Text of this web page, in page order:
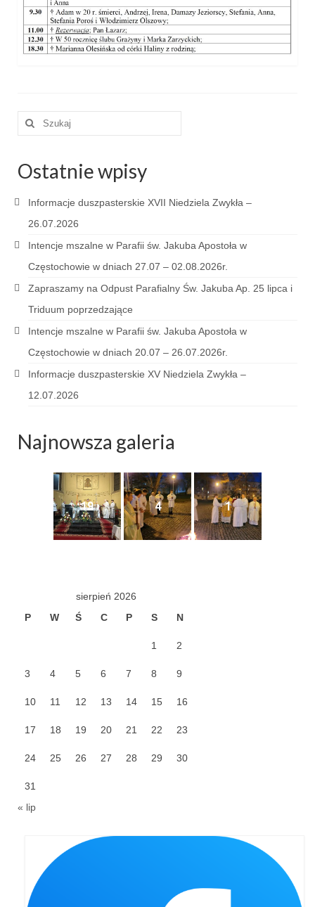
Nabożeństwa różne
Pogrzeb katolicki
Sakrament chrztu
Sakrament bierzmowania
Sakrament pojednania
Sakrament małżeństwa
Sakrament kapłaństwa
Sakrament namaszczenia chorych
Galeria
Galerie 2026
Niedziela Palmowa 29.03.2026
Wielki Piątek 03.04.2026
Godzina Miłosierdzia 12.04.2026
Galerie 2025
26.06.2025
Galerie 2024
Niedziela Palmowa 24.03.2024
Wigilia Paschalna 30.03.2024
Odpust 2024
Galerie 2023
Bierzmowanie 27.11.2023
Niedziela Palmowa 2023
Szuklaj
Ostatnie wpisy
Informacje duszpasterskie XVII Niedziela Zwykła –
26.07.2026
Intencje mszalne w Parafii św. Jakuba Apostoła w
Częstochowie w dniach 27.07 – 02.08.2026r.
Zapraszamy na Odpust Parafialny Św. Jakuba Ap. 25 lipca i
Triduum poprzedzające
Intencje mszalne w Parafii św. Jakuba Apostoła w
Częstochowie w dniach 20.07 – 26.07.2026r.
Informacje duszpasterskie XV Niedziela Zwykła –
12.07.2026
Najnowsza galeria
19 4 1
sierpień 2026
P
W Ś C P S N
1 2
3 4 5 6 7 8 9
10 11 12 13 14 15 16
17 18 19 20 21 22 23
24 25 26 27 28 29 30
31
« lip